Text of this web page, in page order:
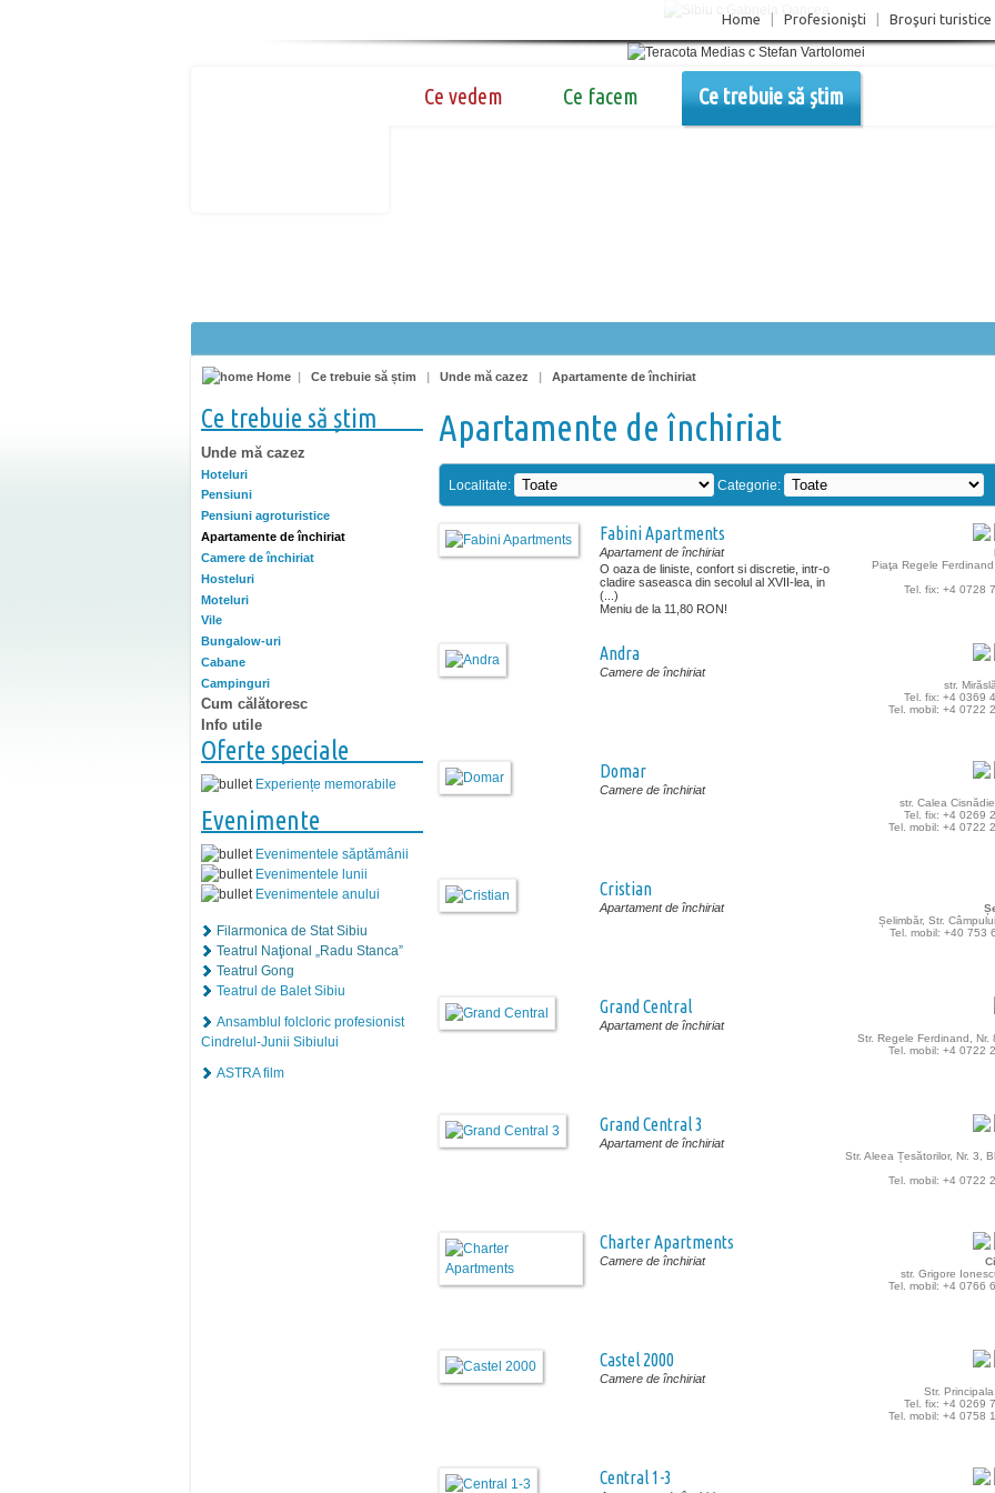
Home Profesionişti Broşuri turistice
Ce vedem Ce facem Ce trebuie să știm
Home | Ce trebuie să știm | Unde mă cazez | Apartamente de închiriat
Ce trebuie să știm
Unde mă cazez
Hoteluri
Pensiuni
Pensiuni agroturistice
Apartamente de închiriat
Camere de închiriat
Hosteluri
Moteluri
Vile
Bungalow-uri
Cabane
Campinguri
Cum călătoresc
Info utile
Oferte speciale
Experiențe memorabile
Evenimente
Evenimentele săptămânii
Evenimentele lunii
Evenimentele anului
Filarmonica de Stat Sibiu
Teatrul Naţional „Radu Stanca”
Teatrul Gong
Teatrul de Balet Sibiu
Ansamblul folcloric profesionist
Cindrelul-Junii Sibiului
ASTRA film
Apartamente de închiriat
Localitate: Categorie:
Fabini Apartments
Piaţa Regele
Tel. fix: +4 0728
Apartament de închiriat
O oaza de liniste, confort si discretie, intr-o
cladire saseasca din secolul al XVII-lea, in
(...)
Meniu de la 11,80 RON!
Andra
str.
Tel. fix: +4 0369
Tel. mobil: +4 0722
Camere de închiriat
Domar
str. Calea
Tel. fix: +4 0269
Tel. mobil: +4 0722
Camere de închiriat
Cristian
Șelimbăr, Str.
Tel. mobil: +40 753
Apartament de închiriat
Grand Central
Str. Regele Ferdinand, Nr.
Tel. mobil: +4 0722
Apartament de închiriat
Grand Central 3
Str. Aleea Țesătorilor, Nr. 3,
Tel. mobil: +4 0722
Apartament de închiriat
Charter Apartments
str. Grigore
Tel. mobil: +4 0766
Camere de închiriat
Castel 2000
Str.
Tel. fix: +4 0269
Tel. mobil: +4 0758
Camere de închiriat
Central 1-3